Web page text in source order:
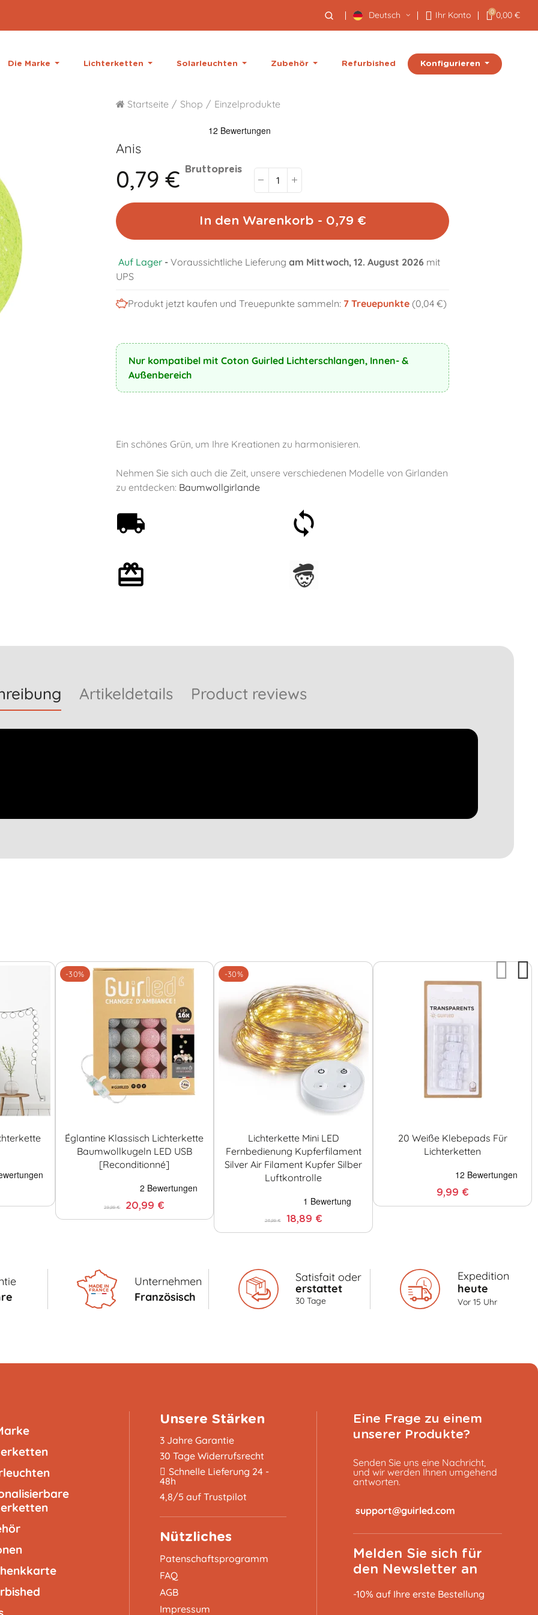
Deutsch Ihr Konto 0 0,00 €
Die Marke Lichterketten Solarleuchten Zubehör Refurbished Konfigurieren
Startseite Shop Einzelprodukte
Anis
0,79 € Bruttopreis
In den Warenkorb - 0,79 €
Auf Lager- Voraussichtliche Lieferung am Mittwoch, 12. August 2026 mit
UPS
Produkt jetzt kaufen und Treuepunkte sammeln: 7Treuepunkte (0,04 €)
Nur kompatibel mit Coton Guirled Lichterschlangen, Innen- &
Außenbereich
Ein schönes Grün, um Ihre Kreationen zu harmonisieren.
Nehmen Sie sich auch die Zeit, unsere verschiedenen Modelle von Girlanden
zu entdecken: Baumwollgirlande
Artikeldetails Product reviews
-30%
Églantine Klassisch Lichterkette
Baumwollkugeln LED USB
[Reconditionné]
29,99 € 20,99 €
-30%
Lichterkette Mini LED
Fernbedienung Kupferfilament
Silver Air Filament Kupfer Silber
Luftkontrolle
26,99 € 18,89 €
20 Weiße Klebepads Für
Lichterketten
9,99 €
Unternehmen
Französisch
Satisfait oder
erstattet
30 Tage
Expedition
heute
Vor 15 Uhr
Unsere Stärken
3 Jahre Garantie
30 Tage Widerrufsrecht
Schnelle Lieferung 24 -
48h
4,8/5 auf Trustpilot
Nützliches
Patenschaftsprogramm
FAQ
AGB
Impressum
Eine Frage zu einem
unserer Produkte?
Senden Sie uns eine Nachricht,
und wir werden Ihnen umgehend
antworten.
Melden Sie sich für
den Newsletter an
-10% auf Ihre erste Bestellung